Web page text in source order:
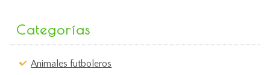
Categorías
Animales futboleros